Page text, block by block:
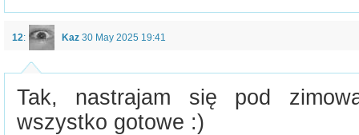
12: Kaz 30 May 2025 19:41
Tak, nastrajam się pod
wszystko gotowe :)